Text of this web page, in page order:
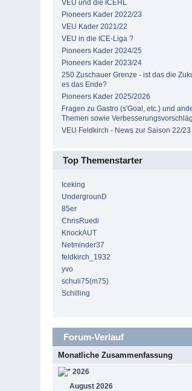
VEU und die ICEHL
Pioneers Kader 2022/23
VEU Kader 2021/22
VEU in die ICE-Liga ?
Pioneers Kader 2024/25
Pioneers Kader 2023/24
250 Zuschauer Grenze - ist das die
es das Ende?
Pioneers Kader 2025/2026
Fragen zu Gastro (s'Goal, etc.) und
Themen sowie
VEU Feldkirch - News zur Saison 22/23
Top Themenstarter
Iceking
UndergrounD
85er
ChrisRuedi
KnockAUT
Netminder37
feldkirch_1932
yvo
schuli75(m75)
Schilling
Forum-Verlauf
Monatliche Zusammenfassung
2026
August 2026